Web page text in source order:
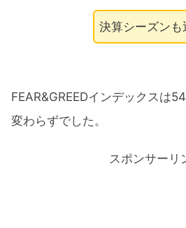
決算シーズンも
FEAR&GREEDインデックスは
変わらずでした。
スポンサーリ